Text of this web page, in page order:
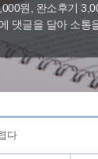
원, 완소후기
댓글을 달아 소통
다